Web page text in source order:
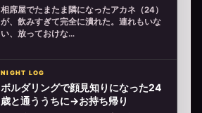
相席屋でたまたま隣になったアカネ（24）
が、飲みすぎて完全に潰れた。連れもいな
い、放っておけな…
NIGHT LOG
ボルダリングで顔見知りになった24
歳と通ううちに→お持ち帰り